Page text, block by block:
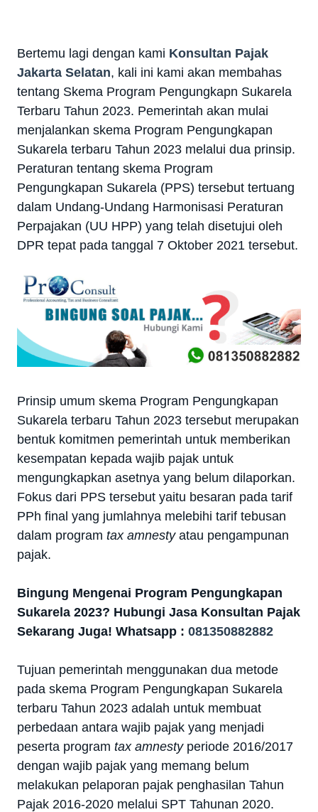
Bertemu lagi dengan kami Konsultan Pajak
Jakarta Selatan, kali ini kami akan membahas
tentang Skema Program Pengungkapn Sukarela
Terbaru Tahun 2023. Pemerintah akan mulai
menjalankan skema Program Pengungkapan
Sukarela terbaru Tahun 2023 melalui dua prinsip.
Peraturan tentang skema Program
Pengungkapan Sukarela (PPS) tersebut tertuang
dalam Undang-Undang Harmonisasi Peraturan
Perpajakan (UU HPP) yang telah disetujui oleh
DPR tepat pada tanggal 7 Oktober 2021 tersebut.
Prinsip umum skema Program Pengungkapan
Sukarela terbaru Tahun 2023 tersebut merupakan
bentuk komitmen pemerintah untuk memberikan
kesempatan kepada wajib pajak untuk
mengungkapkan asetnya yang belum dilaporkan.
Fokus dari PPS tersebut yaitu besaran pada tarif
PPh final yang jumlahnya melebihi tarif tebusan
dalam program tax amnestyatau pengampunan
pajak.
Bingung Mengenai Program Pengungkapan
Sukarela 2023? Hubungi Jasa Konsultan Pajak
Sekarang Juga! Whatsapp : 081350882882
Tujuan pemerintah menggunakan dua metode
pada skema Program Pengungkapan Sukarela
terbaru Tahun 2023 adalah untuk membuat
perbedaan antara wajib pajak yang menjadi
peserta program tax amnestyperiode 2016/2017
dengan wajib pajak yang memang belum
melakukan pelaporan pajak penghasilan Tahun
Pajak 2016-2020 melalui SPT Tahunan 2020.